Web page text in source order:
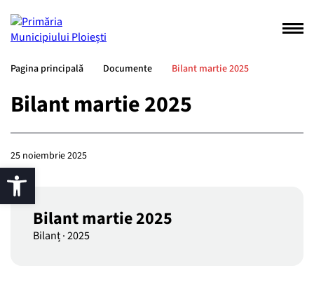
Pagina principală Documente Bilant martie 2025
Bilant martie 2025
25 noiembrie 2025
Bilant martie 2025
Bilanț·2025